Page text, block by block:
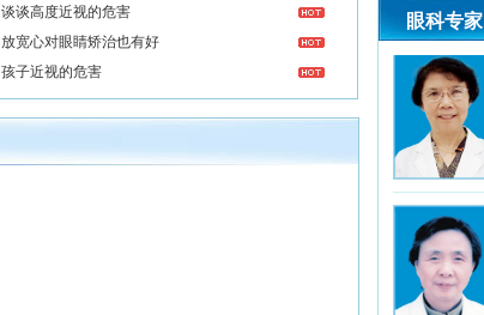
谈谈高度近视的危害
放宽心对眼睛矫治也有好
孩子近视的危害
眼科专家